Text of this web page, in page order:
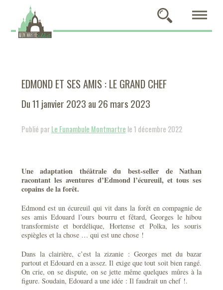
EDMOND ET SES AMIS : LE GRAND CHEF
Du 11 janvier 2023 au 26 mars 2023
Publié parLe Funambule Montmartre le 1 décembre 2022
Une adaptation théâtrale du best-seller de Nathan
racontant les aventures d’Edmond l’écureuil, et tous ses
copains de la forêt.
Edmond est un écureuil qui vit dans la forêt en compagnie de
ses amis Edouard l’ours bourru et fêtard, Georges le hibou
transformiste et bordélique, Hortense et Polka, les souris
espiègles et la chose … qui est une chose !
Dans la clairière, c’est la zizanie : Georges met du bazar
partout et Edouard en a assez. Il exige que tout soit bien rangé.
On crie, on se dispute, on se jette même quelques mûres à la
figure. Soudain, Edouard a une idée : Il faudrait un chef !.